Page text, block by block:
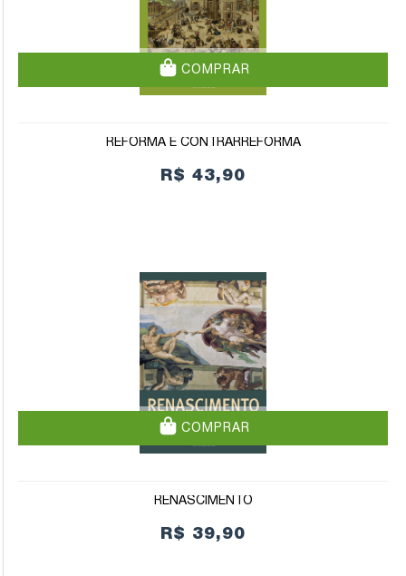
COMPRAR
REFORMA E CONTRARREFORMA
R$ 43,90
COMPRAR
RENASCIMENTO
R$ 39,90